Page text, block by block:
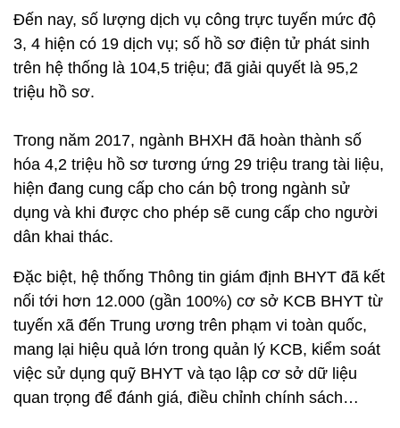
Đến nay, số lượng dịch vụ công trực tuyến mức độ
3, 4 hiện có 19 dịch vụ; số hồ sơ điện tử phát sinh
trên hệ thống là 104,5 triệu; đã giải quyết là 95,2
triệu hồ sơ.
Trong năm 2017, ngành BHXH đã hoàn thành số
hóa 4,2 triệu hồ sơ tương ứng 29 triệu trang tài liệu,
hiện đang cung cấp cho cán bộ trong ngành sử
dụng và khi được cho phép sẽ cung cấp cho người
dân khai thác.
Đặc biệt, hệ thống Thông tin giám định BHYT đã kết
nối tới hơn 12.000 (gần 100%) cơ sở KCB BHYT từ
tuyến xã đến Trung ương trên phạm vi toàn quốc,
mang lại hiệu quả lớn trong quản lý KCB, kiểm soát
việc sử dụng quỹ BHYT và tạo lập cơ sở dữ liệu
quan trọng để đánh giá, điều chỉnh chính sách…